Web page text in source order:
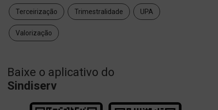
Terceirização Trimestralidade UPA
Valorização
Baixe o aplicativo do
Sindiserv